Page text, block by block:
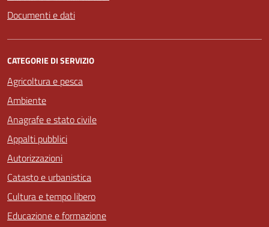
Documenti e dati
CATEGORIE DI SERVIZIO
Agricoltura e pesca
Ambiente
Anagrafe e stato civile
Appalti pubblici
Autorizzazioni
Catasto e urbanistica
Cultura e tempo libero
Educazione e formazione